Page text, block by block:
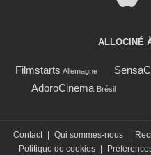
ALLOCINÉ
Filmstarts Allemagne
AdoroCinema Brésil
Contact Qui sommes-nous
Politique de cookies